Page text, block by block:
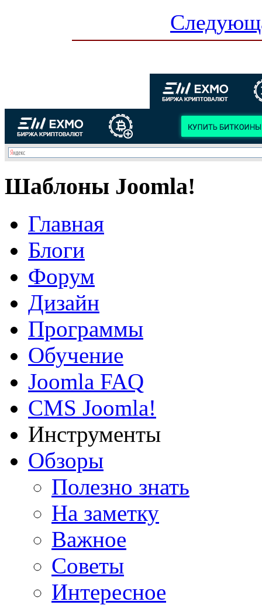
Шаблоны Joomla!
Главная
Блоги
Форум
Дизайн
Программы
Обучение
Joomla FAQ
CMS Joomla!
Инструменты
Обзоры
Полезно знать
На заметку
Важное
Советы
Интересное